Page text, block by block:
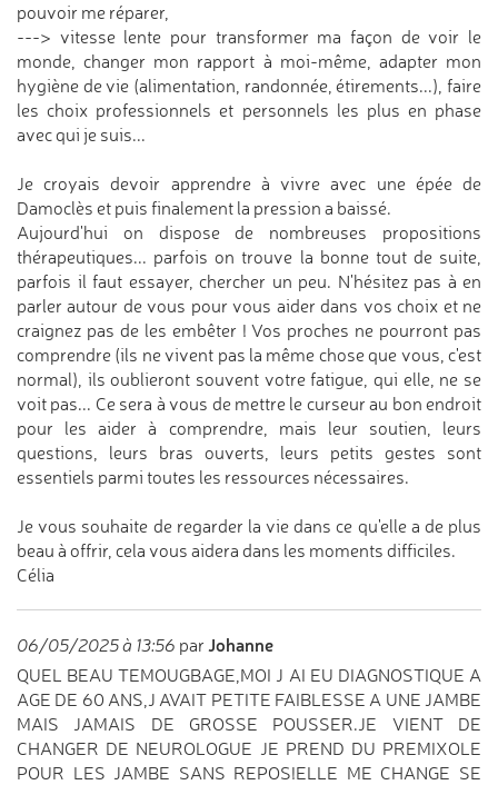
pouvoir me réparer,
---> vitesse lente pour transformer ma façon de voir le
monde, changer mon rapport à moi-même, adapter mon
hygiène de vie (alimentation, randonnée, étirements...), faire
les choix professionnels et personnels les plus en phase
avec qui je suis...
Je croyais devoir apprendre à vivre avec une épée de
Damoclès et puis finalement la pression a baissé.
Aujourd'hui on dispose de nombreuses propositions
thérapeutiques... parfois on trouve la bonne tout de suite,
parfois il faut essayer, chercher un peu. N'hésitez pas à en
parler autour de vous pour vous aider dans vos choix et ne
craignez pas de les embêter ! Vos proches ne pourront pas
comprendre (ils ne vivent pas la même chose que vous, c'est
normal), ils oublieront souvent votre fatigue, qui elle, ne se
voit pas... Ce sera à vous de mettre le curseur au bon endroit
pour les aider à comprendre, mais leur soutien, leurs
questions, leurs bras ouverts, leurs petits gestes sont
essentiels parmi toutes les ressources nécessaires.
Je vous souhaite de regarder la vie dans ce qu'elle a de plus
beau à offrir, cela vous aidera dans les moments difficiles.
Célia
06/05/2025 à 13:56 par Johanne
QUEL BEAU TEMOUGBAGE,MOI J AI EU DIAGNOSTIQUE A
AGE DE 60 ANS,J AVAIT PETITE FAIBLESSE A UNE JAMBE
MAIS JAMAIS DE GROSSE POUSSER.JE VIENT DE
CHANGER DE NEUROLOGUE JE PREND DU PREMIXOLE
POUR LES JAMBE SANS REPOS!ELLE ME CHANGE SE